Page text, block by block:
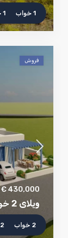
1 خواب 1 حمام
فروش
430,000 €
ویلای 2 خوابه در مولوس
2 خواب 2 حمام